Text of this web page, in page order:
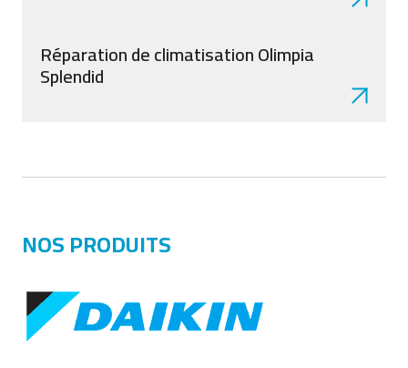
Réparation de climatisation Olimpia
Splendid
NOS PRODUITS